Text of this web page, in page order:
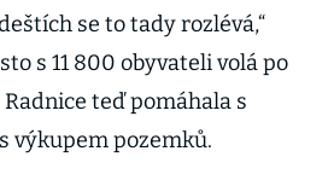
se to tady rozlévá,“
s 11 800 obyvateli volá po
teď pomáhala s
výkupem pozemků.